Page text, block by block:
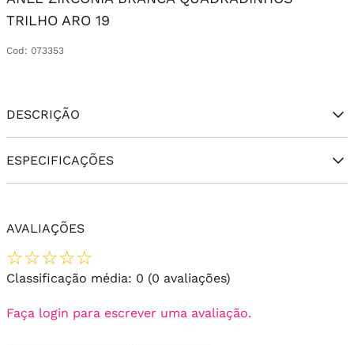
TRILHO ARO 19
Cod : 073353
DESCRIÇÃO
ESPECIFICAÇÕES
AVALIAÇÕES
☆☆☆☆☆
Classificação média: 0 (0 avaliações)
Faça login para escrever uma avaliação.